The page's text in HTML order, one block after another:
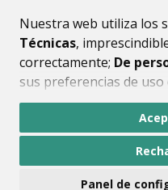
Nuestra web utiliza los
Técnicas,
correctamente; De
sus preferencias de uso
mejorar el
Si acepta pulsando el
consideramos que
Panel de